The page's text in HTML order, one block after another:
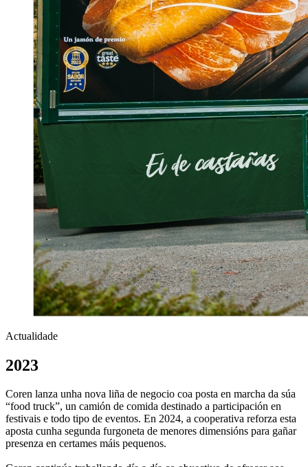
Actualidade
2023
Coren lanza unha nova liña de negocio coa posta en marcha da súa
“food truck”, un camión de comida destinado a participación en
festivais e todo tipo de eventos. En 2024, a cooperativa reforza esta
aposta cunha segunda furgoneta de menores dimensións para gañar
presenza en certames máis pequenos.